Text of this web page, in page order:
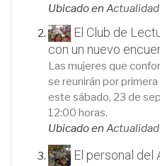
Ubicado en Actualidad
El Club de
con un nuevo
Las mujeres que
se reunirán por
este sábado, 23 de
12:00 horas.
Ubicado en Actualidad
El personal del